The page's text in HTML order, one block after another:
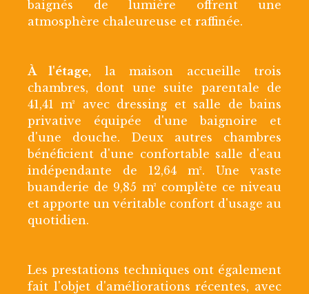
baignés de lumière offrent une
atmosphère chaleureuse et raffinée.
À l'étage, la maison accueille trois
chambres, dont une suite parentale de
41,41 m² avec dressing et salle de bains
privative équipée d'une baignoire et
d'une douche. Deux autres chambres
bénéficient d'une confortable salle d'eau
indépendante de 12,64 m². Une vaste
buanderie de 9,85 m² complète ce niveau
et apporte un véritable confort d'usage au
quotidien.
Les prestations techniques ont également
fait l'objet d'améliorations récentes, avec